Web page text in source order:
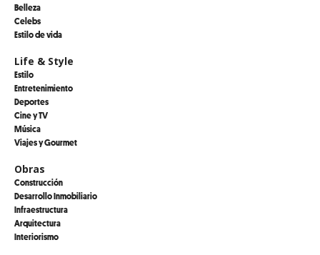
Belleza
Celebs
Estilo de vida
Life & Style
Estilo
Entretenimiento
Deportes
Cine y TV
Música
Viajes y Gourmet
Obras
Construcción
Desarrollo Inmobiliario
Infraestructura
Arquitectura
Interiorismo